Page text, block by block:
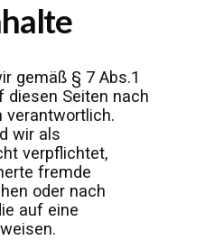
gemäß § 7 Abs.1
diesen Seiten nach
verantwortlich.
wir als
verpflichtet,
fremde
oder nach
auf eine